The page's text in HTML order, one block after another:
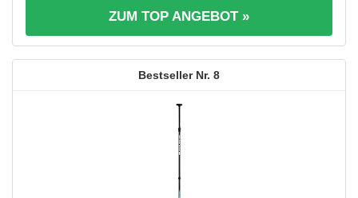
ZUM TOP ANGEBOT »
8